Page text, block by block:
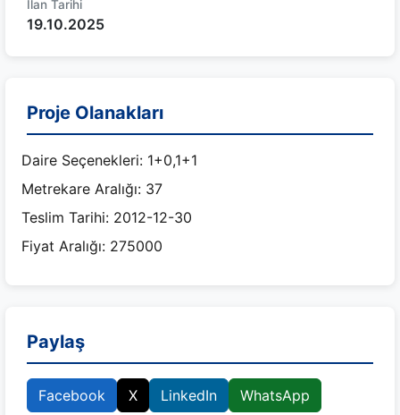
İlan Tarihi
19.10.2025
Proje Olanakları
Daire Seçenekleri: 1+0,1+1
Metrekare Aralığı: 37
Teslim Tarihi: 2012-12-30
Fiyat Aralığı: 275000
Paylaş
Facebook X LinkedIn WhatsApp